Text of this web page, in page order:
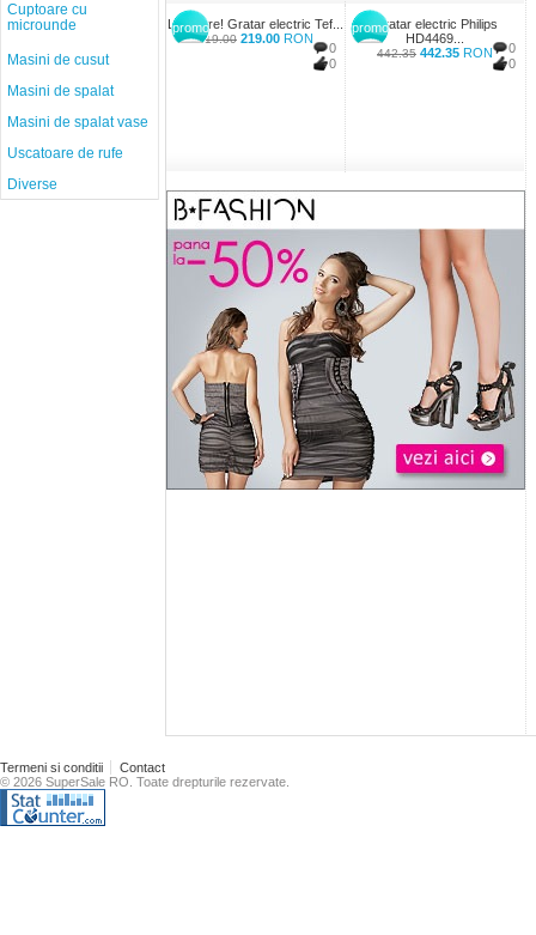
promo
0
0
Lichidare! Gratar electric Tef...
219.00 219.00 RON
promo
0
0
Gratar electric Philips
HD4469...
442.35 442.35 RON
Cuptoare cu
microunde
Masini de cusut
Masini de spalat
Masini de spalat vase
Uscatoare de rufe
Diverse
Termeni si conditii
Contact
© 2026 SuperSale RO. Toate drepturile rezervate.